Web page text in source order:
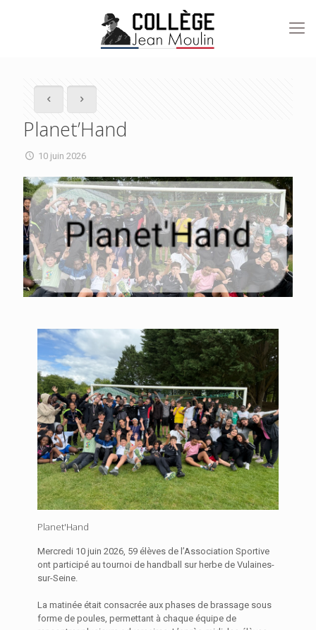
Planet’Hand
10 juin 2026
Planet'Hand
Mercredi 10 juin 2026, 59 élèves de l’Association Sportive
ont participé au tournoi de handball sur herbe de Vulaines-
sur-Seine.
La matinée était consacrée aux phases de brassage sous
forme de poules, permettant à chaque équipe de